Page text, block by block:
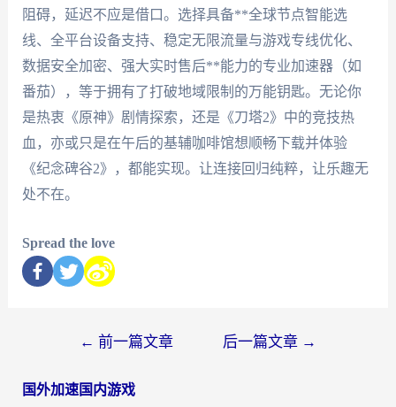
阻碍，延迟不应是借口。选择具备**全球节点智能选
线、全平台设备支持、稳定无限流量与游戏专线优化、
数据安全加密、强大实时售后**能力的专业加速器（如
番茄），等于拥有了打破地域限制的万能钥匙。无论你
是热衷《原神》剧情探索，还是《刀塔2》中的竞技热
血，亦或只是在午后的基辅咖啡馆想顺畅下载并体验
《纪念碑谷2》，都能实现。让连接回归纯粹，让乐趣无
处不在。
Spread the love
← 前一篇文章 后一篇文章 →
国外加速国内游戏